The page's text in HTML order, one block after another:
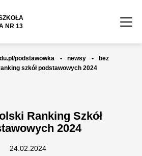
NR 13
podstawowka • newsy •
bez
szkół podstawowych 2024
Ranking Szkół
2024
24.02.2024